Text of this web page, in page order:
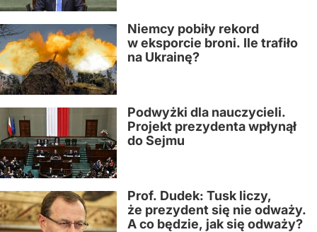
Niemcy pobiły rekord
w eksporcie broni. Ile trafiło
na Ukrainę?
Podwyżki dla nauczycieli.
Projekt prezydenta wpłynął
do Sejmu
Prof. Dudek: Tusk liczy,
że prezydent się nie odważy.
A co będzie, jak się odważy?